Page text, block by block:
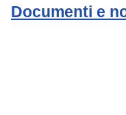
Documenti e